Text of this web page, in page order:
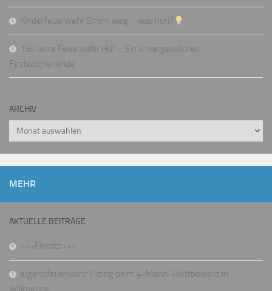
Kinderfeuerwehr Strom weg – was nun?
150 Jahre Feuerwehr Hof – Ein unvergessliches
Festwochenende
ARCHIV
Archiv
MEHR
AKTUELLE BEITRÄGE
+++Einsatz+++
Jugendfeuerwehr Vilzing beim 4-Mann-Wettbewerb in